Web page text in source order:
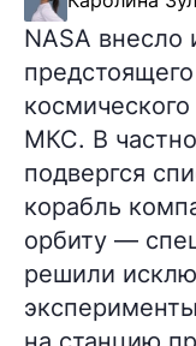
NASA внесло
МКС. В
подвергся
корабль
орбиту —
решили